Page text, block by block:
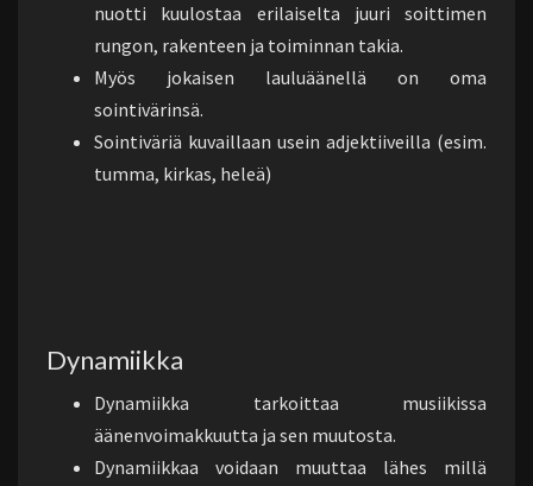
nuotti kuulostaa erilaiselta juuri soittimen
rungon, rakenteen ja toiminnan takia.
Myös jokaisen lauluäänellä on oma
sointivärinsä.
Sointiväriä kuvaillaan usein adjektiiveilla (esim.
tumma, kirkas, heleä)
Dynamiikka
Dynamiikka tarkoittaa musiikissa
äänenvoimakkuutta ja sen muutosta.
Dynamiikkaa voidaan muuttaa lähes millä